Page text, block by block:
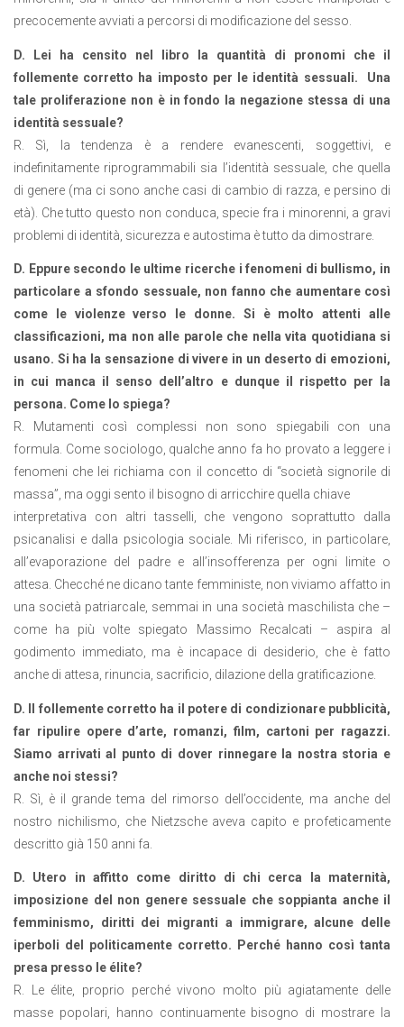
precocemente avviati a percorsi di modificazione del sesso.
D. Lei ha censito nel libro la quantità di pronomi che il
follemente corretto ha imposto per le identità sessuali. Una
tale proliferazione non è in fondo la negazione stessa di una
identità sessuale?
R. Sì, la tendenza è a rendere evanescenti, soggettivi, e
indefinitamente riprogrammabili sia l’identità sessuale, che quella
di genere (ma ci sono anche casi di cambio di razza, e persino di
età). Che tutto questo non conduca, specie fra i minorenni, a gravi
problemi di identità, sicurezza e autostima è tutto da dimostrare.
D. Eppure secondo le ultime ricerche i fenomeni di bullismo, in
particolare a sfondo sessuale, non fanno che aumentare così
come le violenze verso le donne. Si è molto attenti alle
classificazioni, ma non alle parole che nella vita quotidiana si
usano. Si ha la sensazione di vivere in un deserto di emozioni,
in cui manca il senso dell’altro e dunque il rispetto per la
persona. Come lo spiega?
R. Mutamenti così complessi non sono spiegabili con una
formula. Come sociologo, qualche anno fa ho provato a leggere i
fenomeni che lei richiama con il concetto di “società signorile di
massa”, ma oggi sento il bisogno di arricchire quella chiave
interpretativa con altri tasselli, che vengono soprattutto dalla
psicanalisi e dalla psicologia sociale. Mi riferisco, in particolare,
all’evaporazione del padre e all’insofferenza per ogni limite o
attesa. Checché ne dicano tante femministe, non viviamo affatto in
una società patriarcale, semmai in una società maschilista che –
come ha più volte spiegato Massimo Recalcati – aspira al
godimento immediato, ma è incapace di desiderio, che è fatto
anche di attesa, rinuncia, sacrificio, dilazione della gratificazione.
D. Il follemente corretto ha il potere di condizionare pubblicità,
far ripulire opere d’arte, romanzi, film, cartoni per ragazzi.
Siamo arrivati al punto di dover rinnegare la nostra storia e
anche noi stessi?
R. Sì, è il grande tema del rimorso dell’occidente, ma anche del
nostro nichilismo, che Nietzsche aveva capito e profeticamente
descritto già 150 anni fa.
D. Utero in affitto come diritto di chi cerca la maternità,
imposizione del non genere sessuale che soppianta anche il
femminismo, diritti dei migranti a immigrare, alcune delle
iperboli del politicamente corretto. Perché hanno così tanta
presa presso le élite?
R. Le élite, proprio perché vivono molto più agiatamente delle
masse popolari, hanno continuamente bisogno di mostrare la